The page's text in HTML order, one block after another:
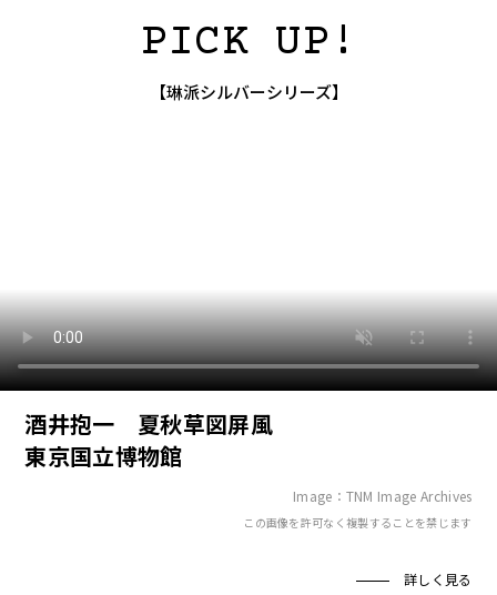
PICK UP!
【琳派シルバーシリーズ】
酒井抱一 夏秋草図屏風
東京国立博物館
Image：TNM Image Archives
この画像を許可なく複製することを禁じます
詳しく見る